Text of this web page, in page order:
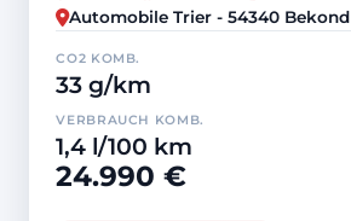
Automobile Trier - 54340 Bekond
CO2 KOMB.
33 g/km
VERBRAUCH KOMB.
1,4 l/100 km
24.990 €